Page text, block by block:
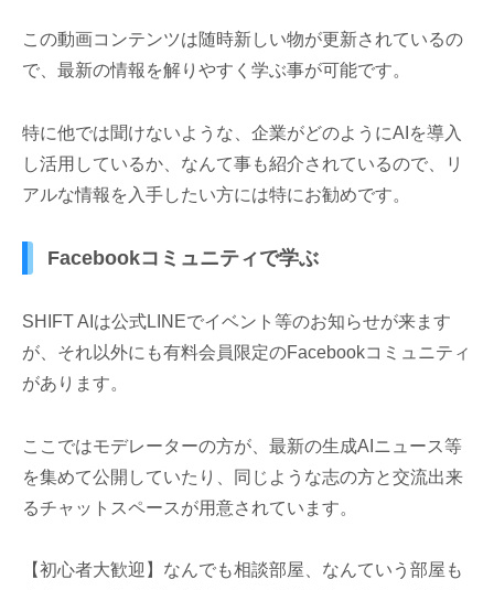
この動画コンテンツは随時新しい物が更新されているの
で、最新の情報を解りやすく学ぶ事が可能です。
特に他では聞けないような、企業がどのようにAIを導入
し活用しているか、なんて事も紹介されているので、リ
アルな情報を入手したい方には特にお勧めです。
Facebookコミュニティで学ぶ
SHIFT AIは公式LINEでイベント等のお知らせが来ます
が、それ以外にも有料会員限定のFacebookコミュニティ
があります。
ここではモデレーターの方が、最新の生成AIニュース等
を集めて公開していたり、同じような志の方と交流出来
るチャットスペースが用意されています。
【初心者大歓迎】なんでも相談部屋、なんていう部屋も